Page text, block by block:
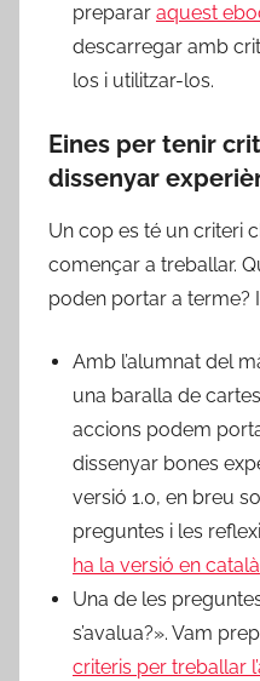
preparar aquest
descarregar amb
los i utilitzar-los.
Eines per tenir
dissenyar
Un cop es té un criteri
començar a treballar.
poden portar a terme?
Amb l’alumnat del
una baralla de
accions podem
dissenyar bones
versió 1.0, en breu
preguntes i les
ha la versió en català
Una de les
s’avalua?». Vam
criteris per treballar